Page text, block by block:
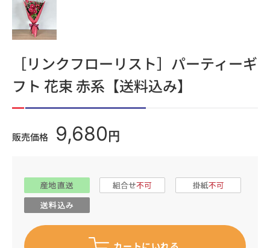
［リンクフローリスト］パーティーギ
フト 花束 赤系【送料込み】
販売価格 9,680 円